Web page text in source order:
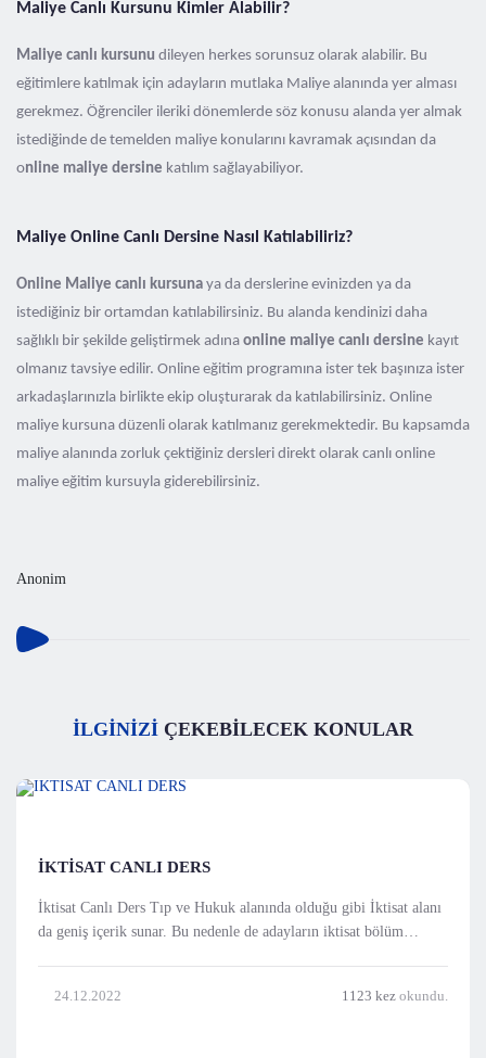
Maliye Canlı Kursunu Kimler Alabilir?
Maliye canlı kursunu dileyen herkes sorunsuz olarak alabilir. Bu
eğitimlere katılmak için adayların mutlaka Maliye alanında yer alması
gerekmez. Öğrenciler ileriki dönemlerde söz konusu alanda yer almak
istediğinde de temelden maliye konularını kavramak açısından da
online maliye dersine katılım sağlayabiliyor.
Maliye Online Canlı Dersine Nasıl Katılabiliriz?
Online Maliye canlı kursuna ya da derslerine evinizden ya da
istediğiniz bir ortamdan katılabilirsiniz. Bu alanda kendinizi daha
sağlıklı bir şekilde geliştirmek adına online maliye canlı dersine kayıt
olmanız tavsiye edilir. Online eğitim programına ister tek başınıza ister
arkadaşlarınızla birlikte ekip oluşturarak da katılabilirsiniz. Online
maliye kursuna düzenli olarak katılmanız gerekmektedir. Bu kapsamda
maliye alanında zorluk çektiğiniz dersleri direkt olarak canlı online
maliye eğitim kursuyla giderebilirsiniz.
Anonim
İLGİNİZİ ÇEKEBİLECEK KONULAR
İKTİSAT CANLI DERS
İktisat Canlı Ders Tıp ve Hukuk alanında olduğu gibi İktisat alanı
da geniş içerik sunar. Bu nedenle de adayların iktisat bölüm
eğitimlere katılarak
24.12.2022 1123 kez okundu.